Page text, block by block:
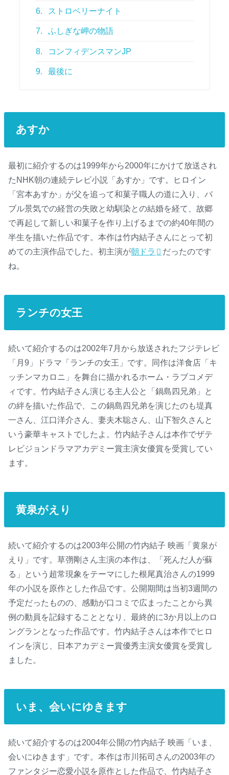
6. ストロベリーナイト
7. ふしぎな岬の物語
8. コンフィデンスマンJP
9. 最後に
あすか
最初に紹介するのは1999年から2000年にかけて放送され
たNHK朝の連続テレビ小説「あすか」です。ヒロイン
「宮本あすか」が父を追って和菓子職人の道に入り、バ
ブル景気での経営の失敗と幼馴染との結婚を経て、故郷
で再起して新しい和菓子を作り上げるまでの約40年間の
半生を描いた作品です。本作は竹内結子さんにとって初
めての主演作品でした。初主演が朝ドラ
だったのです
ね。
ランチの女王
続いて紹介するのは2002年7月から放送されたフジテレビ
「月9」ドラマ「ランチの女王」です。同作は洋食店「キ
ッチンマカロニ」を舞台に描かれるホーム・ラブコメデ
ィです。竹内結子さん演じる主人公と「鍋島四兄弟」と
の絆を描いた作品で、この鍋島四兄弟を演じたのも堤真
一さん、江口洋介さん、妻夫木聡さん、山下智久さんと
いう豪華キャストでしたよ。竹内結子さんは本作でザテ
レビジョンドラマアカデミー賞主演女優賞を受賞してい
ます。
黄泉がえり
続いて紹介するのは2003年公開の竹内結子 映画「黄泉が
えり」です。草彅剛さん主演の本作は、「死んだ人が蘇
る」という超常現象をテーマにした根尾真治さんの1999
年の小説を原作とした作品です。公開期間は当初3週間の
予定だったものの、感動が口コミで広まったことから異
例の動員を記録することとなり、最終的に3か月以上のロ
ングランとなった作品です。竹内結子さんは本作でヒロ
インを演じ、日本アカデミー賞優秀主演女優賞を受賞し
ました。
いま、会いにゆきます
続いて紹介するのは2004年公開の竹内結子 映画「いま、
会いにゆきます」です。本作は市川拓司さんの2003年の
ファンタジー恋愛小説を原作とした作品で、竹内結子さ